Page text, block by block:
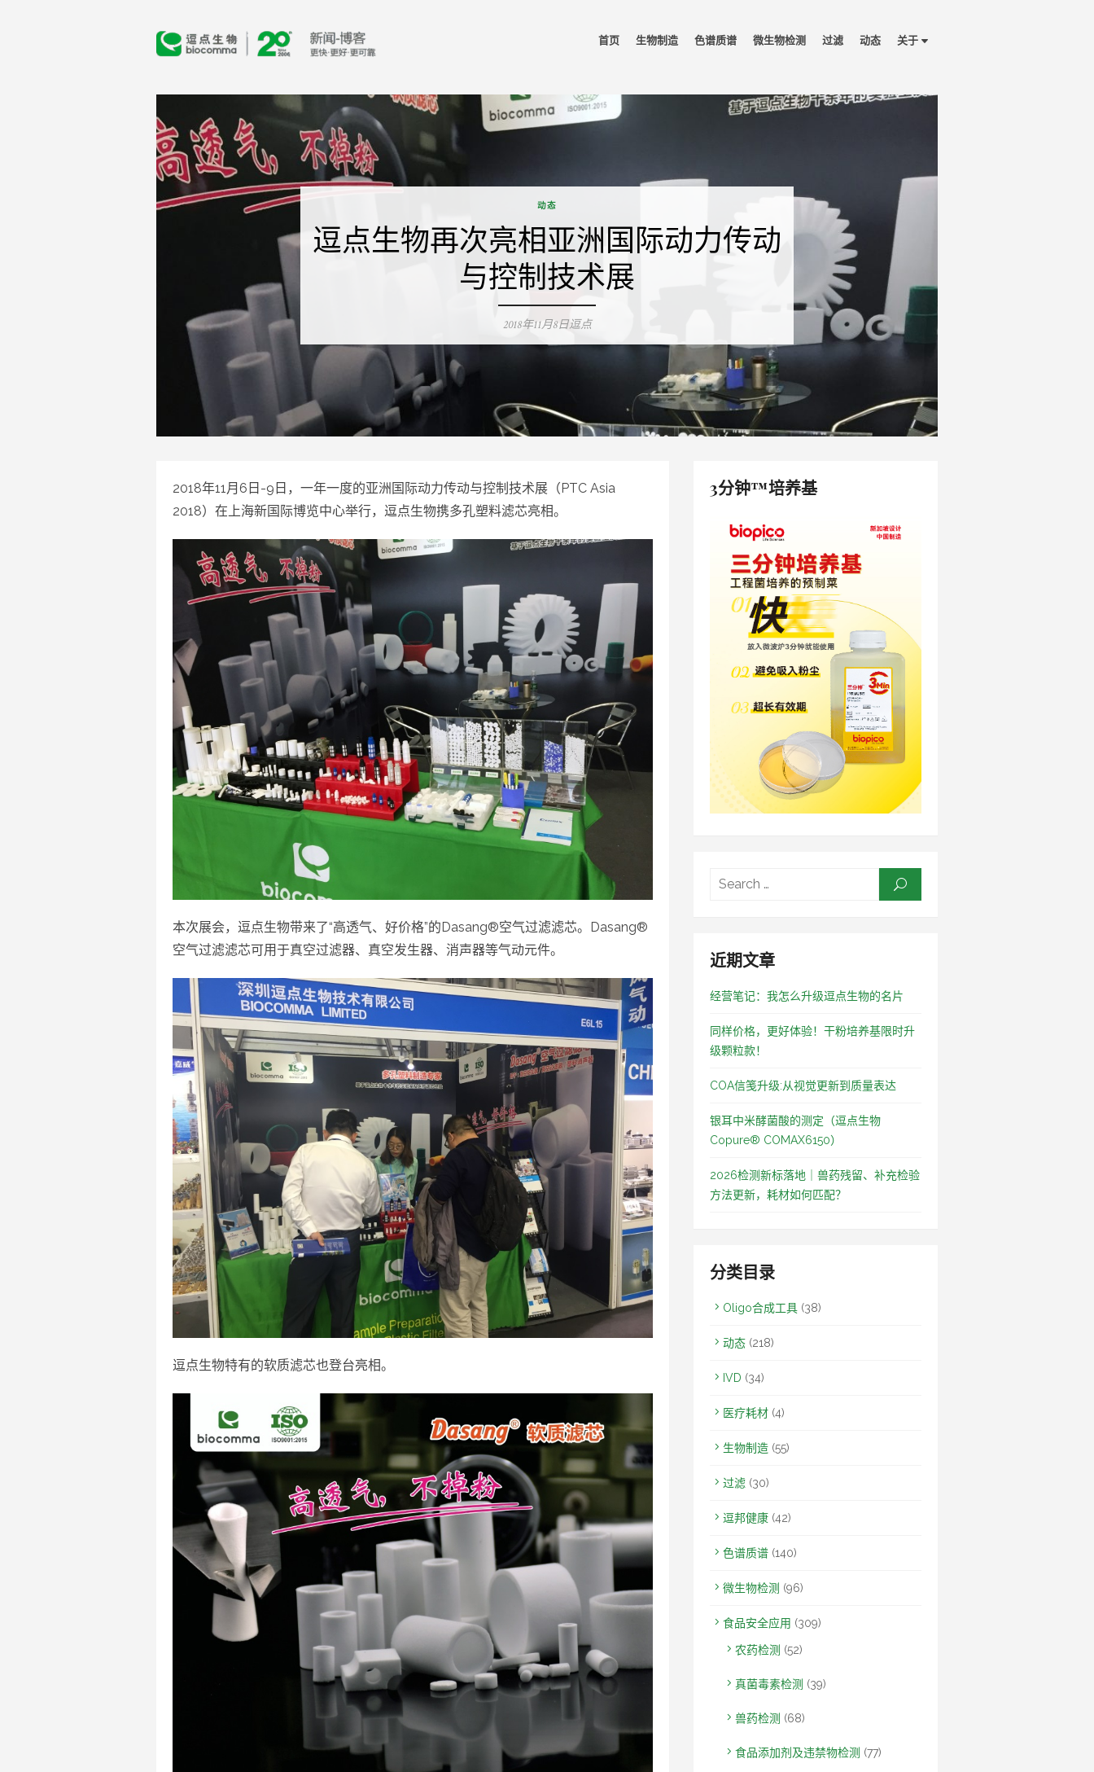
首页 生物制造 色谱质谱 微生物检测 过滤 动态 关于
动态
逗点生物再次亮相亚洲国际动力传动
与控制技术展
Posted
2018年11月8日Author
逗点
2018年11月6日-9日，一年一度的亚洲国际动力传动与控制技术展（PTC Asia
2018）在上海新国际博览中心举行，逗点生物携多孔塑料滤芯亮相。
本次展会，逗点生物带来了“高透气、好价格”的Dasang®空气过滤滤芯。Dasang®
空气过滤滤芯可用于真空过滤器、真空发生器、消声器等气动元件。
逗点生物特有的软质滤芯也登台亮相。
3分钟™培养基
近期文章
经营笔记：我怎么升级逗点生物的名片
同样价格，更好体验！干粉培养基限时升
级颗粒款！
COA信笺升级:从视觉更新到质量表达
银耳中米酵菌酸的测定（逗点生物
Copure® COMAX6150）
2026检测新标落地｜兽药残留、补充检验
方法更新，耗材如何匹配？
分类目录
Oligo合成工具 (38)
动态 (218)
IVD (34)
医疗耗材 (4)
生物制造 (55)
过滤 (30)
逗邦健康 (42)
色谱质谱 (140)
微生物检测 (96)
食品安全应用 (309)
农药检测 (52)
真菌毒素检测 (39)
兽药检测 (68)
食品添加剂及违禁物检测 (77)